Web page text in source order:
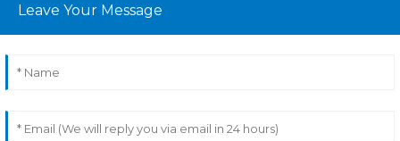
Leave Your Message